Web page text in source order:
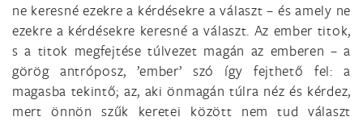
ne keresné ezekre a kérdésekre a választ – és amely ne
ezekre a kérdésekre keresné a választ. Az ember titok,
s a titok megfejtése túlvezet magán az emberen – a
görög antróposz, ’ember’ szó így fejthető fel: a
magasba tekintő; az, aki önmagán túlra néz és kérdez,
mert önnön szűk keretei között nem tud választ